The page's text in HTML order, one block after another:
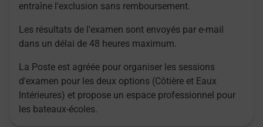
entraîne l'exclusion sans remboursement.
Les résultats de l'examen sont envoyés par e-mail
dans un délai de 48 heures maximum.
La Poste est agréée pour organiser les sessions
d'examen pour les deux options (Côtière et Eaux
Intérieures) et propose un espace professionnel pour
les bateaux-écoles.